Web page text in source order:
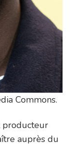
Commons.
producteur
auprès du